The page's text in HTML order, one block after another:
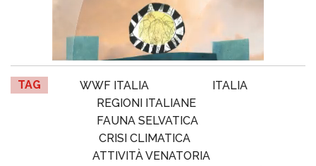
TAG WWF ITALIA
ITALIA
REGIONI ITALIANE
FAUNA SELVATICA
CRISI CLIMATICA
ATTIVITÀ VENATORIA